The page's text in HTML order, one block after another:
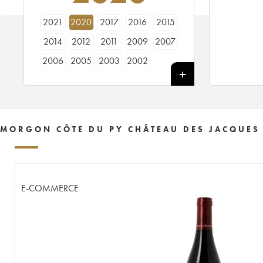
2021 2020 2017 2016
2015
2014
2012 2011 2009
2007
2006
2005 2003 2002
MORGON CÔTE DU PY CHÂTEAU DES
E-COMMERCE